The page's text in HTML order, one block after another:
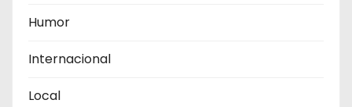
Humor
Internacional
Local